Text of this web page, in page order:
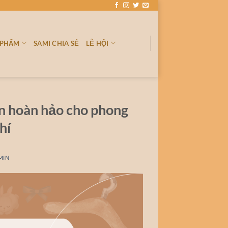
SAMI CHIA SẺ LỄ HỘI
hoàn hảo cho phong